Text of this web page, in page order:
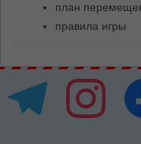
план
правила игры